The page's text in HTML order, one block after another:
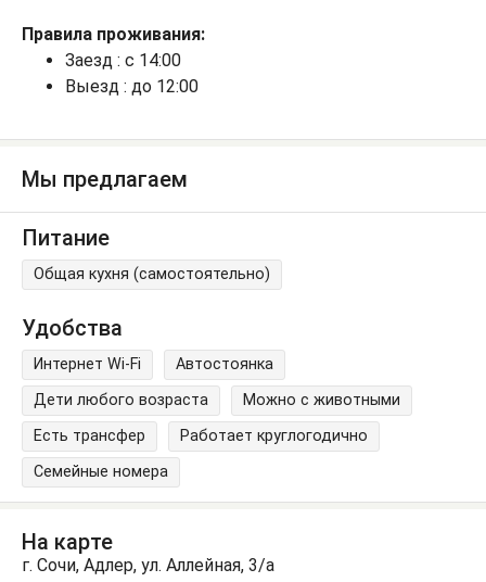
Правила проживания:
Заезд : с 14:00
Выезд : до 12:00
Мы предлагаем
Питание
Общая кухня (самостоятельно)
Удобства
Интернет Wi-Fi
Автостоянка
Дети любого возраста
Можно с животными
Есть трансфер
Работает круглогодично
Семейные номера
На карте
г. Сочи, Адлер, ул. Аллейная, 3/а